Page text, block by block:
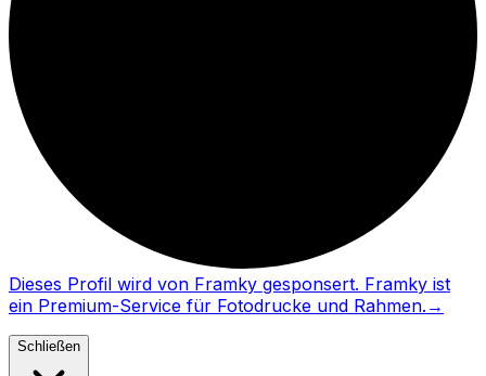
Dieses Profil wird von Framky gesponsert. Framky ist
ein Premium-Service für Fotodrucke und Rahmen. →
Schließen